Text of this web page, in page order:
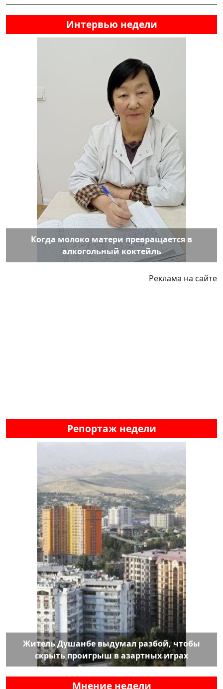
Интервью недели
Когда молоко матери превращается в
алкогольный коктейль
Реклама на сайте
Репортаж недели
Житель Душанбе выдумал разбой, чтобы
скрыть проигрыш в азартных играх
Мнение недели